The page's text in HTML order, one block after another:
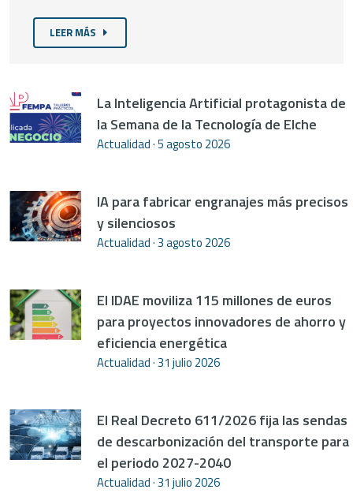
LEER MÁS
La Inteligencia Artificial protagonista de
la Semana de la Tecnología de Elche
Actualidad 5 agosto 2026
IA para fabricar engranajes más precisos
y silenciosos
Actualidad 3 agosto 2026
El IDAE moviliza 115 millones de euros
para proyectos innovadores de ahorro y
eficiencia energética
Actualidad 31 julio 2026
El Real Decreto 611/2026 fija las sendas
de descarbonización del transporte para
el periodo 2027-2040
Actualidad 31 julio 2026